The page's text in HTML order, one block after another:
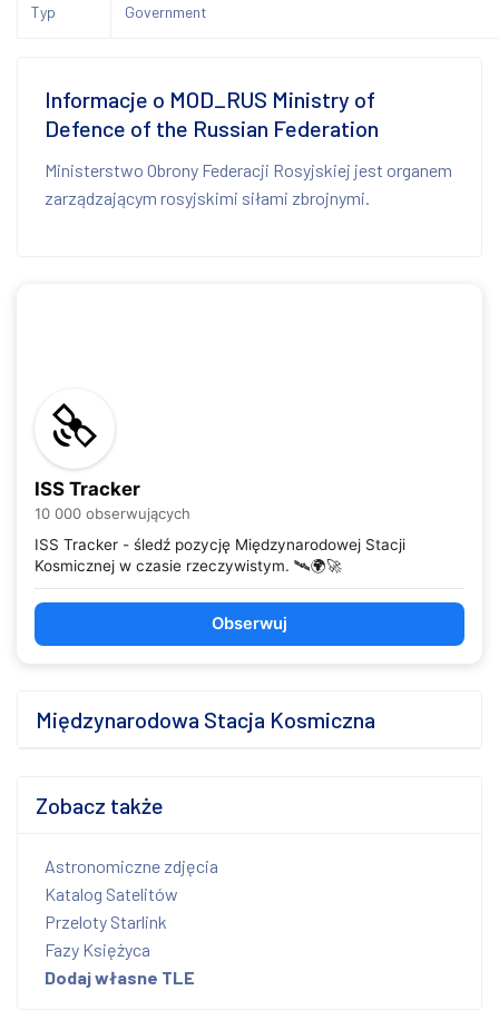
Typ Government
Informacje o MOD_RUS Ministry of
Defence of the Russian Federation
Ministerstwo Obrony Federacji Rosyjskiej jest organem
zarządzającym rosyjskimi siłami zbrojnymi.
ISS Tracker
10 000 obserwujących
ISS Tracker - śledź pozycję Międzynarodowej Stacji
Kosmicznej w czasie rzeczywistym. 🛰️🌍🚀
Obserwuj
Międzynarodowa Stacja Kosmiczna
Zobacz także
Astronomiczne zdjęcia
Katalog Satelitów
Przeloty Starlink
Fazy Księżyca
Dodaj własne TLE